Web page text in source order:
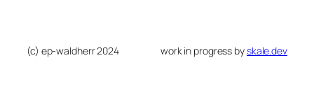
(c) ep-waldherr 2024 work in progress byskale.dev